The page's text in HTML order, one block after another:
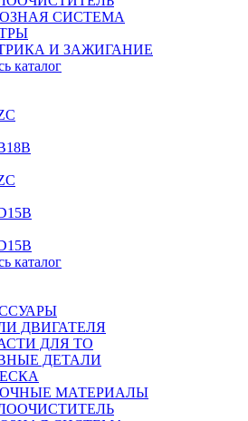
СИСТЕМА
И ЗАЖИГАНИЕ
каталог
каталог
ДВИГАТЕЛЯ
ДЛЯ ТО
ДЕТАЛИ
МАТЕРИАЛЫ